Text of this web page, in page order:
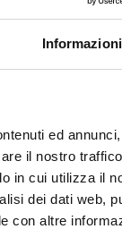
ed
il nostro
in cui utilizza il
dei dati web,
con altre